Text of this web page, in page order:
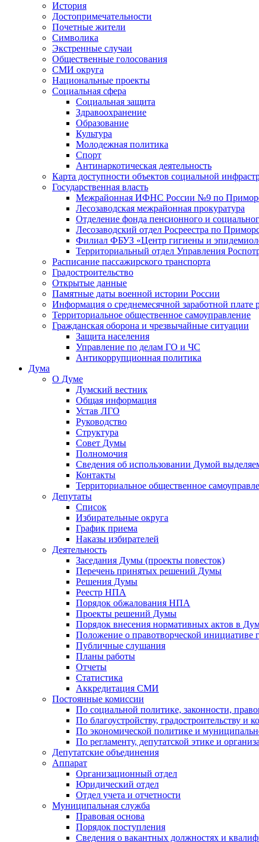
История
Достопримечательности
Почетные жители
Символика
Экстренные случаи
Общественные голосования
СМИ округа
Национальные проекты
Социальная сфера
Социальная защита
Здравоохранение
Образование
Культура
Молодежная политика
Спорт
Антинаркотическая деятельность
Карта доступности объектов социальной
Государственная власть
Межрайонная ИФНС России №9 по
Лесозаводская межрайонная прокуратура
Отделение фонда пенсионного и
Лесозаводский отдел Росреестра по
Филиал ФБУЗ «Центр гигиены и
Территориальный отдел Управления
Расписание пассажирского транспорта
Градостроительство
Открытые данные
Памятные даты военной истории России
Информация о среднемесячной заработной
Территориальное общественное самоуправление
Гражданская оборона и чрезвычайные ситуации
Защита населения
Управление по делам ГО и ЧС
Антикоррупционная политика
Дума
О Думе
Думский вестник
Общая информация
Устав ЛГО
Руководство
Структура
Совет Думы
Полномочия
Сведения об использовании Думой
Контакты
Территориальное общественное
Депутаты
Список
Избирательные округа
График приема
Наказы избирателей
Деятельность
Заседания Думы (проекты повесток)
Перечень принятых решений Думы
Решения Думы
Реестр НПА
Порядок обжалования НПА
Проекты решений Думы
Порядок внесения нормативных актов в
Положение о правотворческой инициативе
Публичные слушания
Планы работы
Отчеты
Статистика
Аккредитация СМИ
Постоянные комиссии
По социальной политике, законности,
По благоустройству, градостроительству и
По экономической политике и
По регламенту, депутатской этике и
Депутатские объединения
Аппарат
Организационный отдел
Юридический отдел
Отдел учета и отчетности
Муниципальная служба
Правовая основа
Порядок поступления
Сведения о вакантных должностях и